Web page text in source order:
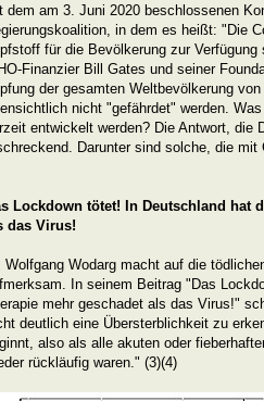
dem am 3. Juni 2020 beschlossenen
in dem es heißt: "Die
für die Bevölkerung zur
Finanzier Bill Gates und seiner
der gesamten Weltbevölkerung
nicht "gefährdet" werden.
entwickelt werden? Die Antwort, die
Darunter sind solche, die mit
Lockdown tötet! In Deutschland hat
das Virus!
Wolfgang Wodarg macht auf die
In seinem Beitrag "Das
mehr geschadet als das Virus!"
deutlich eine Übersterblichkeit zu
also als alle akuten oder
rückläufig waren." (3)(4)